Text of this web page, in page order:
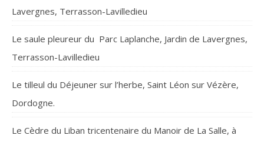
Lavergnes, Terrasson-Lavilledieu
Le saule pleureur du Parc Laplanche, Jardin de Lavergnes,
Terrasson-Lavilledieu
Le tilleul du Déjeuner sur l’herbe, Saint Léon sur Vézère,
Dordogne.
Le Cèdre du Liban tricentenaire du Manoir de La Salle, à